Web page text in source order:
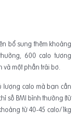
bổ sung thêm khoảng
600 calo tương
và một phần trái bơ.
lượng calo mà bạn cần
số BMI bình thường (từ
từ 40-45 calo/1kg